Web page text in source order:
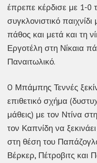
έπρεπε κέρδισε με 1-0
συγκλονιστικό
πάθος και μετά και τη
Εργοτέλη στη Νίκαια
Παναιτωλικό.
O Μπάμπης Τεννές
επιθετικό σχήμα
μάθεις) με τον Ντίνα
τον Καπνίδη να
στη θέση του
Βέρκερ, Πέτροβιτς και